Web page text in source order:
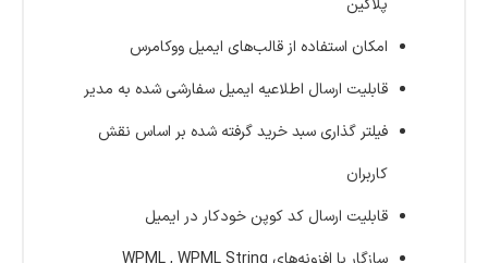
پلاگین
امکان استفاده از قالب‌های ایمیل ووکامرس
قابلیت ارسال اطلاعیه ایمیل سفارشی شده به مدیر
فیلتر گذاری سبد خرید گرفته شده بر اساس نقش
کاربران
قابلیت ارسال کد کوپن خودکار در ایمیل